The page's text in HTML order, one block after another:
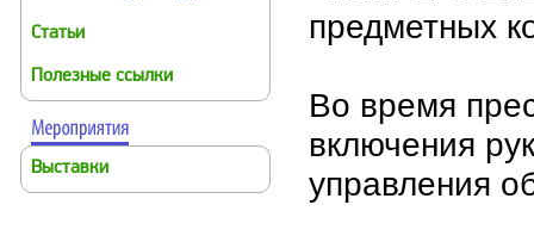
Статьи
Полезные ссылки
Выставки
предметных
Во время
включения
управления